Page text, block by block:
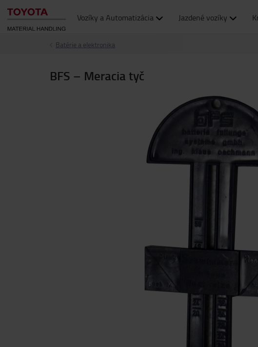
Vozíky a Automatizácia Jazdené vozíky
Batérie a elektronika
BFS – Meracia tyč